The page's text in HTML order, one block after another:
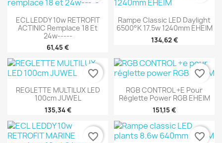
ECL LEDDY 10w RETROFIT
ACTINIC Remplace 18 Et
24w-----
61,45 €
Rampe Classic LED Daylight
6500°K 17.5w 1240mm EHEIM
134,62 €
REGLETTE MULTILUX LED
100cm JUWEL
135,34 €
favorite_border
RGB CONTROL +e Pour
Réglette Power RGB EHEIM
151,15 €
favorite_border
favorite_border favorite_border